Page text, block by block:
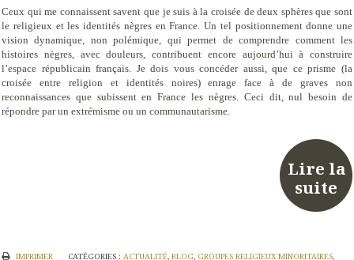
Ceux qui me connaissent savent que je suis à la croisée de deux sphères que sont
le religieux et les identités nègres en France. Un tel positionnement donne une
vision dynamique, non polémique, qui permet de comprendre comment les
histoires nègres, avec douleurs, contribuent encore aujourd’hui à construire
l’espace républicain français. Je dois vous concéder aussi, que ce prisme (la
croisée entre religion et identités noires) enrage face à de graves non
reconnaissances que subissent en France les nègres. Ceci dit, nul besoin de
répondre par un extrémisme ou un communautarisme.
Lire la
suite
IMPRIMER CATÉGORIES : ACTUALITÉ, BLOG, GROUPES RELIGIEUX MINORITAIRES,